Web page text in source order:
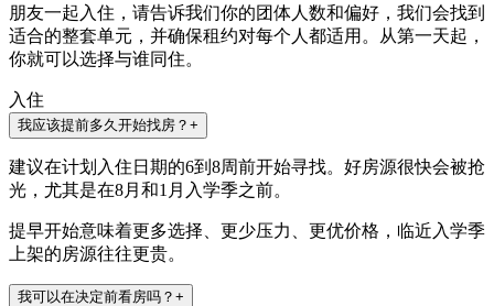
朋友一起入住，请告诉我们你的团体人数和偏好，我们会找到
适合的整套单元，并确保租约对每个人都适用。从第一天起，
你就可以选择与谁同住。
入住
我应该提前多久开始找房？ +
建议在计划入住日期的6到8周前开始寻找。好房源很快会被抢
光，尤其是在8月和1月入学季之前。
提早开始意味着更多选择、更少压力、更优价格，临近入学季
上架的房源往往更贵。
我可以在决定前看房吗？ +